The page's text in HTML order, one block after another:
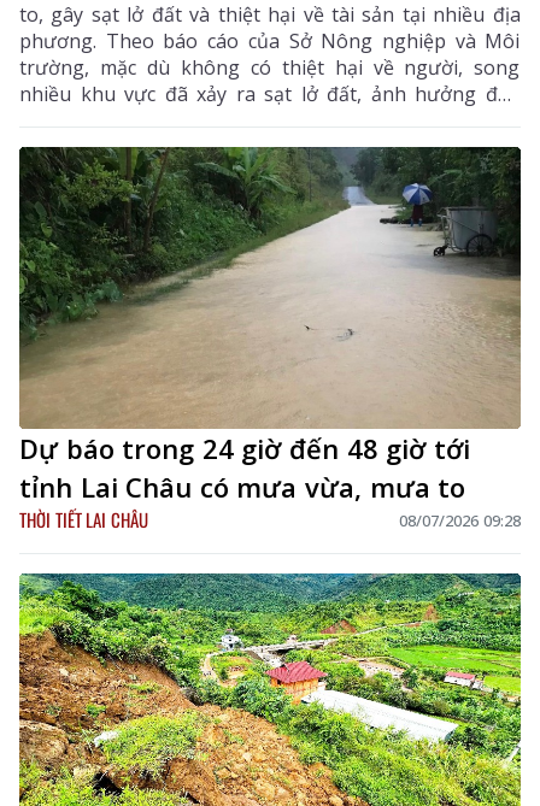
to, gây sạt lở đất và thiệt hại về tài sản tại nhiều địa
phương. Theo báo cáo của Sở Nông nghiệp và Môi
trường, mặc dù không có thiệt hại về người, song
nhiều khu vực đã xảy ra sạt lở đất, ảnh hưởng đến
nhà ở, giao thông, công trình dân sinh và hoạt động
sản xuất của người dân.
Dự báo trong 24 giờ đến 48 giờ tới
tỉnh Lai Châu có mưa vừa, mưa to
THỜI TIẾT LAI CHÂU 08/07/2026 09:28